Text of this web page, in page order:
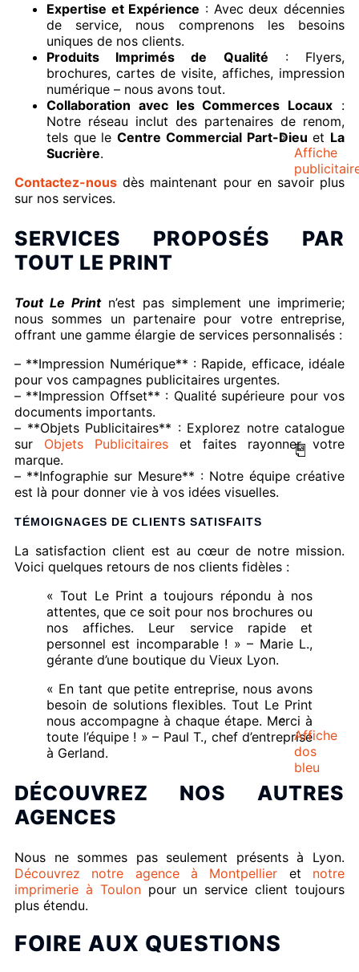
Affiche
Affiche
dos
bleu
Expertise et Expérience : Avec deux décennies
de service, nous comprenons les besoins
uniques de nos clients.
Produits Imprimés de Qualité : Flyers,
brochures, cartes de visite, affiches, impression
numérique – nous avons tout.
Collaboration avec les Commerces Locaux :
Notre réseau inclut des partenaires de renom,
tels que leCentre Commercial Part-Dieu et La
Sucrière.
Contactez-nous dès maintenant pour en savoir plus
sur nos services.
SERVICES PROPOSÉS PAR
TOUT LE PRINT
Tout Le Printn’est pas simplement une imprimerie;
nous sommes un partenaire pour votre entreprise,
offrant une gamme élargie de services personnalisés :
– **Impression Numérique** : Rapide, efficace, idéale
pour vos campagnes publicitaires urgentes.
– **Impression Offset** : Qualité supérieure pour vos
documents importants.
– **Objets Publicitaires** : Explorez notre catalogue
sur Objets Publicitaires et faites rayonner votre
marque.
– **Infographie sur Mesure** : Notre équipe créative
est là pour donner vie à vos idées visuelles.
TÉMOIGNAGES DE CLIENTS SATISFAITS
La satisfaction client est au cœur de notre mission.
Voici quelques retours de nos clients fidèles :
« Tout Le Print a toujours répondu à nos
attentes, que ce soit pour nos brochures ou
nos affiches. Leur service rapide et
personnel est incomparable ! » – Marie L.,
gérante d’une boutique du Vieux Lyon.
« En tant que petite entreprise, nous avons
besoin de solutions flexibles. Tout Le Print
nous accompagne à chaque étape. Merci à
toute l’équipe ! » – Paul T., chef d’entreprise
à Gerland.
DÉCOUVREZ NOS AUTRES
AGENCES
Nous ne sommes pas seulement présents à Lyon.
Découvrez notre agence à Montpellier et notre
imprimerie à Toulonpour un service client toujours
plus étendu.
FOIRE AUX QUESTIONS